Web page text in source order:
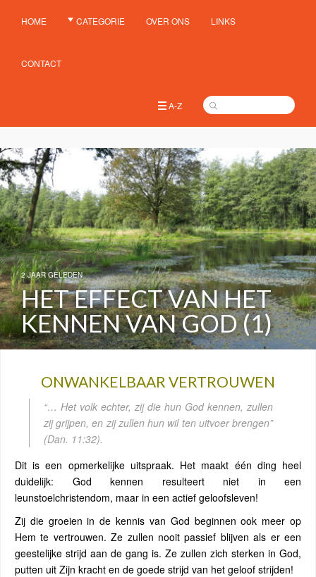
HOME CATEGORIE OVER ONS LINKS
CONTACT
A-Z
2 JAAR GELEDEN
HET EFFECT VAN HET
KENNEN VAN GOD (1)
ONWANKELBAAR VERTROUWEN
“… Het volk echter, zij die hun God kennen, zullen
zij grijpen, en zij zullen hun wil ten uitvoer brengen”
(Dan. 11:32).
Dit is een opmerkelijke uitspraak. Het maakt één ding heel
duidelijk: God kennen resulteert niet in een
leunstoelchristendom, maar in een actief geloofsleven!
Zij die groeien in de kennis van God beginnen ook meer op
Hem te vertrouwen. Ze zullen nooit passief blijven als er een
geestelijke strijd aan de gang is. Ze zullen zich sterken in God,
putten uit Zijn kracht en de goede strijd van het geloof strijden!